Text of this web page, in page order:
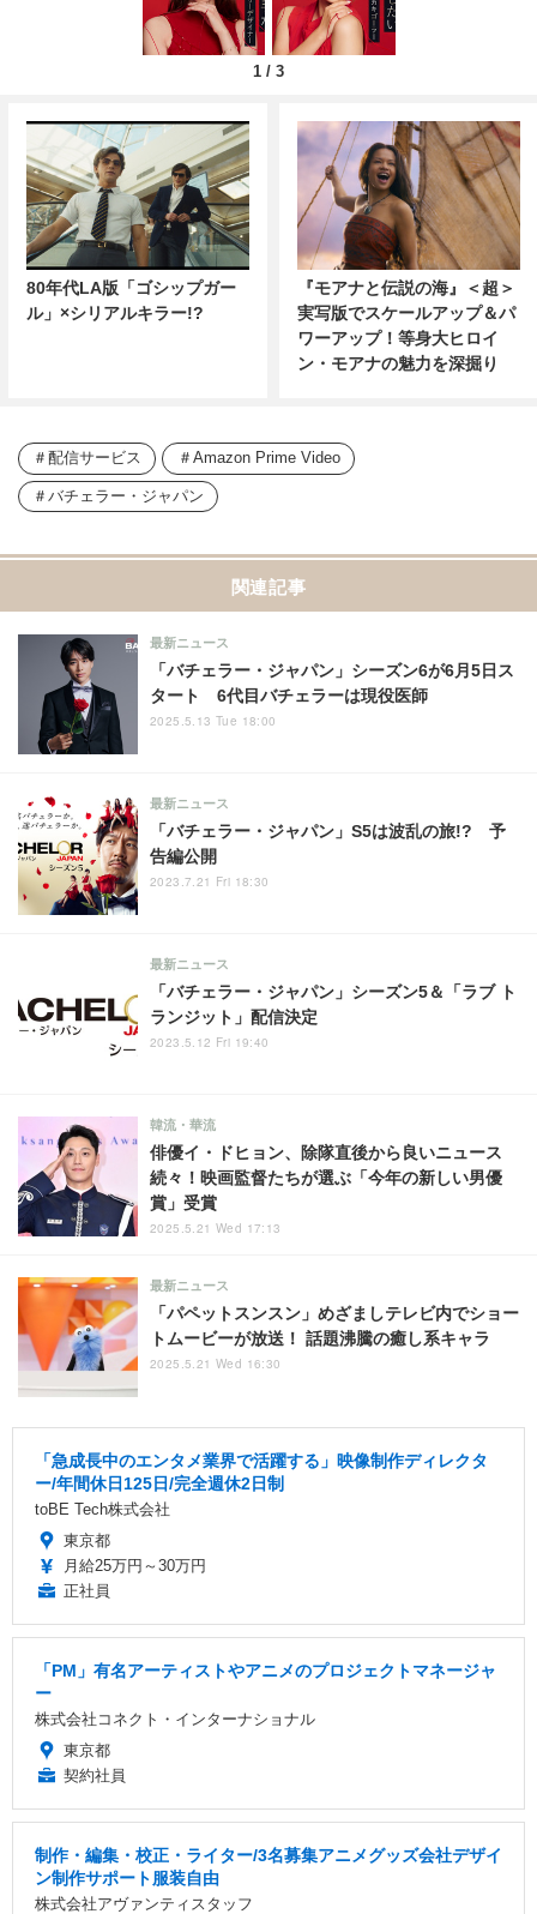
1 / 3
80年代LA版「ゴシップガー
ル」×シリアルキラー!?
『モアナと伝説の海』＜超＞
実写版でスケールアップ＆パ
ワーアップ！等身大ヒロイ
ン・モアナの魅力を深掘り
配信サービス Amazon Prime Video
バチェラー・ジャパン
関連記事
「バチェラー・ジャパン」シーズン6が6月5日ス
タート 6代目バチェラーは現役医師
最新ニュース
2025.5.13 Tue 18:00
「バチェラー・ジャパン」S5は波乱の旅!? 予
告編公開
最新ニュース
2023.7.21 Fri 18:30
「バチェラー・ジャパン」シーズン5＆「ラブ ト
ランジット」配信決定
最新ニュース
2023.5.12 Fri 19:40
俳優イ・ドヒョン、除隊直後から良いニュース
続々！映画監督たちが選ぶ「今年の新しい男優
賞」受賞
韓流・華流
2025.5.21 Wed 17:13
「パペットスンスン」めざましテレビ内でショー
トムービーが放送！ 話題沸騰の癒し系キャラ
最新ニュース
2025.5.21 Wed 16:30
「急成長中のエンタメ業界で活躍する」映像制作ディレクタ
ー/年間休日125日/完全週休2日制
toBE Tech株式会社
東京都
月給25万円～30万円
正社員
「PM」有名アーティストやアニメのプロジェクトマネージャ
ー
株式会社コネクト・インターナショナル
東京都
契約社員
制作・編集・校正・ライター/3名募集アニメグッズ会社デザイ
ン制作サポート服装自由
株式会社アヴァンティスタッフ